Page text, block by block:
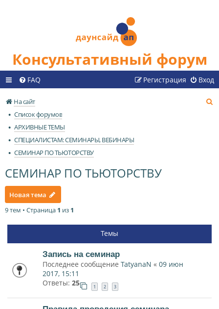
Консультативный форум
FAQ Вход
Регистрация
На сайт
Список форумов
АРХИВНЫЕ ТЕМЫ
СПЕЦИАЛИСТАМ: СЕМИНАРЫ, ВЕБИНАРЫ
СЕМИНАР ПО ТЬЮТОРСТВУ
СЕМИНАР ПО ТЬЮТОРСТВУ
Новая тема
9 тем • Страница 1 из 1
Темы
Запись на семинар
Последнее сообщение TatyanaN « 09 июн
2017, 15:11
Ответы: 25 1 2 3